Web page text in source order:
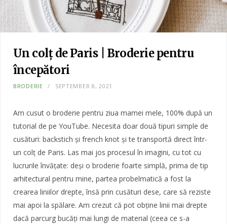
Un colț de Paris | Broderie pentru
începători
BRODERIE SEPTEMBER 8, 2021
Am cusut o broderie pentru ziua mamei mele, 100% după un
tutorial de pe YouTube. Necesita doar două tipuri simple de
cusături: backstich și french knot și te transportă direct într-
un colț de Paris. Las mai jos procesul în imagini, cu tot cu
lucrurile învățate: deși o broderie foarte simplă, prima de tip
arhitectural pentru mine, partea probelmatică a fost la
crearea liniilor drepte, însă prin cusături dese, care să reziste
mai apoi la spălare. Am crezut că pot obține linii mai drepte
dacă parcurg bucăți mai lungi de material (ceea ce s-a